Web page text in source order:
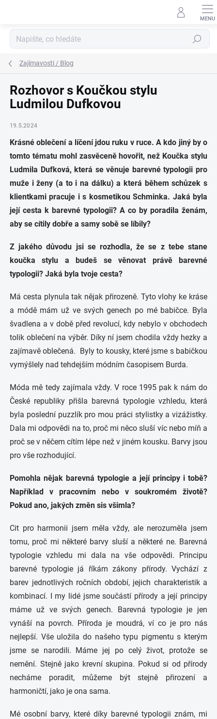
Hledat
Zajímavosti / Blog
Rozhovor s Koučkou stylu
Ludmilou Dufkovou
19.5.2024
Krásné oblečení a líčení jdou ruku v ruce. A kdo jiný by o
tomto tématu mohl zasvěceně hovořit, než Koučka stylu
Ludmila Dufková, která se věnuje barevné typologii pro
muže i ženy (a to i na dálku) a která během schůzek s
klientkami pracuje i s kosmetikou Schminka. Jaká byla
její cesta k barevné typologii? A co by poradila ženám,
aby se cítily dobře a samy sobě se líbily?
Z jakého důvodu jsi se rozhodla, že se z tebe stane
koučka stylu a budeš se věnovat právě barevné
typologii? Jaká byla tvoje cesta?
Má cesta plynula tak nějak přirozeně. Tyto vlohy ke kráse
a módě mám už ve svých genech po mé babičce. Byla
švadlena a v době před revolucí, kdy nebylo v obchodech
tolik oblečení na výběr. Díky ní jsem chodila vždy hezky a
zajímavě oblečená. Byly to kousky, které jsme s babičkou
vymýšlely nad tehdejším módním časopisem Burda.
Móda mě tedy zajímala vždy. V roce 1995 pak k nám do
České republiky přišla barevná typologie vzhledu, která
byla poslední puzzlík pro mou práci stylistky a vizážistky.
Dala mi odpovědi na to, proč mi něco sluší víc nebo míň a
proč se v něčem cítím lépe než v jiném kousku. Barvy jsou
pro vše rozhodující.
Pomohla nějak barevná typologie a její principy i tobě?
Například v pracovním nebo v soukromém životě?
Pokud ano, jakých změn sis všimla?
Cit pro harmonii jsem měla vždy, ale nerozuměla jsem
tomu, proč mi některé barvy sluší a některé ne. Barevná
typologie vzhledu mi dala na vše odpovědi. Principu
barevné typologie já říkám zákony přírody. Vychází z
barev jednotlivých ročních období, jejich charakteristik a
kombinací. I my lidé jsme součástí přírody a její principy
máme už ve svých genech. Barevná typologie je jen
vynáší na povrch. Příroda je moudrá, ví co je pro nás
nejlepší. Vše uložila do našeho typu pigmentu s kterým
jsme se narodili. Máme jej po celý život, protože se
nemění. Stejně jako krevní skupina. Pokud si od přírody
necháme poradit, můžeme být stejně přirození a
harmoničtí, jako je ona sama.
Mé osobní barvy, které díky barevné typologii znám, mi